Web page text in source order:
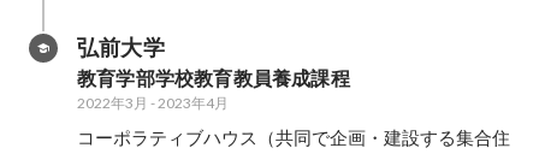
弘前大学
教育学部学校教育教員養成課程
2022年3月 - 2023年4月
コーポラティブハウス（共同で企画・建設する集合住